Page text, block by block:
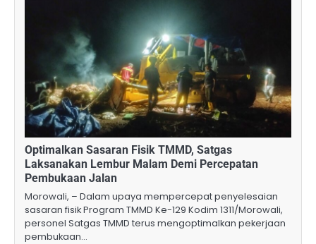
Optimalkan Sasaran Fisik TMMD, Satgas
Laksanakan Lembur Malam Demi Percepatan
Pembukaan Jalan
Morowali, – Dalam upaya mempercepat penyelesaian
sasaran fisik Program TMMD Ke-129 Kodim 1311/Morowali,
personel Satgas TMMD terus mengoptimalkan pekerjaan
pembukaan…